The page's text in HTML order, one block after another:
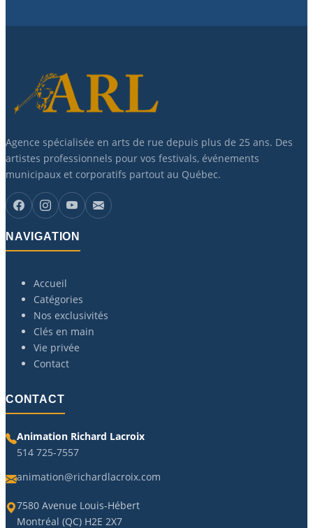
Agence spécialisée en arts de rue depuis plus de 25 ans. Des
artistes professionnels pour vos festivals, événements
municipaux et corporatifs partout au Québec.
NAVIGATION
Accueil
Catégories
Nos exclusivités
Clés en main
Vie privée
Contact
CONTACT
Animation Richard Lacroix
514 725-7557
animation@richardlacroix.com
7580 Avenue Louis-Hébert
Montréal (QC) H2E 2X7